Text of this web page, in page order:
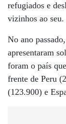
refugiados e
vizinhos ao seu.
No ano
apresentaram
foram o país
frente de Peru
(123.900) e